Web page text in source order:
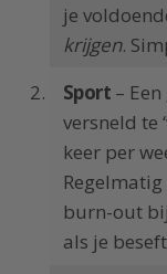
je
krijgen.
Sport –
versneld te
keer per
burn-out
als je